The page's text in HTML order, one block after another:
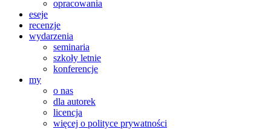
opracowania
eseje
recenzje
wydarzenia
seminaria
szkoły letnie
konferencje
my
o nas
dla autorek
licencja
więcej o polityce prywatności